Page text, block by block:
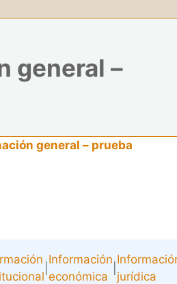
general –
general – prueba
Información
económica
jurídica